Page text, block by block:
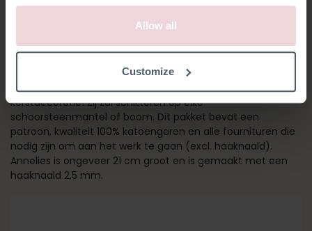
Allow all
Customize
ANNELIES ENGEL
Annelies Engel is een prachtige aanvulling op je
kerstdecoratie! Zij zal schitteren op elke
schoorsteenmantel of boom. Dit pakket bevat een
patroon, kwaliteit 100% katoengaren en alle fournituren die
nodig zijn om aan het werk te gaan (excl. haaknaald).
Annelies is ongeveer 21 cm groot en is gemaakt met een
haaknaald 2,5 mm.